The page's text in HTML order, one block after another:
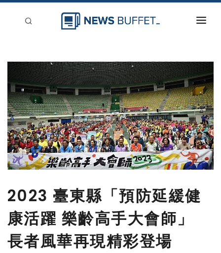
新聞稿分類
登入
刊登
2023 臺東縣「預防延緩健
康活躍 樂齡高手大會師」
長者風華再現精彩登場